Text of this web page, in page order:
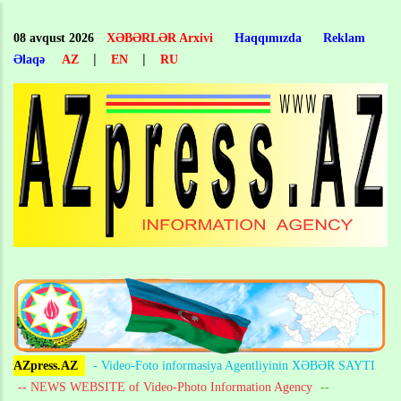
main
content
08 avqust 2026 XƏBƏRLƏR Arxivi Haqqımızda
Reklam
Əlaqə
AZ | EN | RU
AZpress.AZ
- Video-Foto informasiya Agentliyinin XƏBƏR SAYTI
-- NEWS WEBSITE of Video-Photo Information Agency --